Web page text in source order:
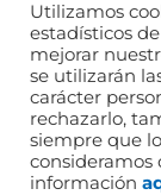
Utilizamos
estadísticos
mejorar
se utilizarán
carácter
rechazarlo,
siempre que
consideramos
información